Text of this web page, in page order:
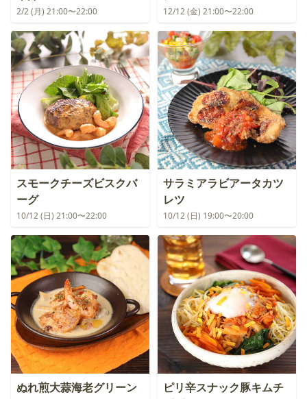
2/2 (月) 21:00〜22:00 12/12 (金) 21:00〜22:00
スモークチーズビスクバ
ーグ
10/12 (日) 21:00〜22:00
サラミアラビアータカツ
レツ
10/12 (日) 19:00〜20:00
ぬれ煎大蒜海老グリーン
ピリ辛スナック豚キムチ